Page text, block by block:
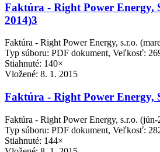
Faktúra - Right Power Energy,
2014)3
Faktúra - Right Power Energy, s.r.o.
Typ súboru: PDF dokument, Veľkosť:
Stiahnuté: 140×
Vložené: 8. 1. 2015
Faktúra - Right Power Energy,
Faktúra - Right Power Energy, s.r.o.
Typ súboru: PDF dokument, Veľkosť:
Stiahnuté: 144×